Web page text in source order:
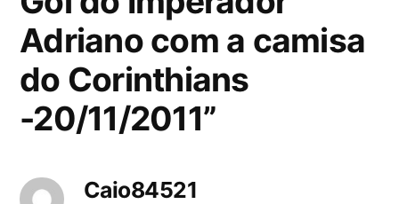
Adriano com a camisa
do Corinthians
-20/11/2011”
Caio84521